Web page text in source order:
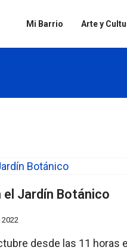
Mi Barrio Arte y
Jardín Botánico
2022
desde las 11 horas